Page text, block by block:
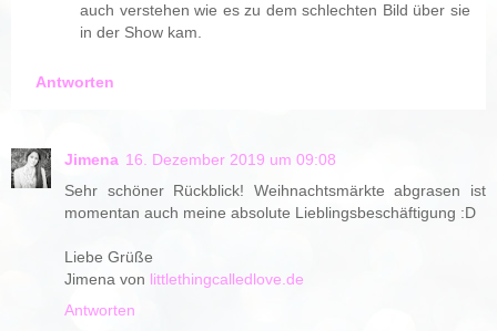
auch verstehen wie es zu dem schlechten Bild über sie
in der Show kam.
Antworten
Jimena 16. Dezember 2019 um 09:08
Sehr schöner Rückblick! Weihnachtsmärkte abgrasen ist
momentan auch meine absolute Lieblingsbeschäftigung :D
Liebe Grüße
Jimena von littlethingcalledlove.de
Antworten